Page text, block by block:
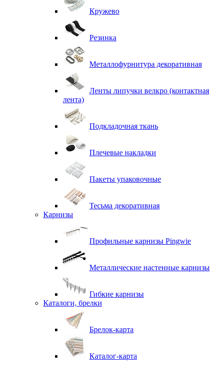
Кружево
Резинка
Металлофурнитура декоративная
Ленты липучки велкро (контактная
лента)
Подкладочная ткань
Плечевые накладки
Пакеты упаковочные
Тесьма декоративная
Карнизы
Профильные карнизы Pingwie
Металлические настенные карнизы
Гибкие карнизы
Каталоги, брелки
Брелок-карта
Каталог-карта